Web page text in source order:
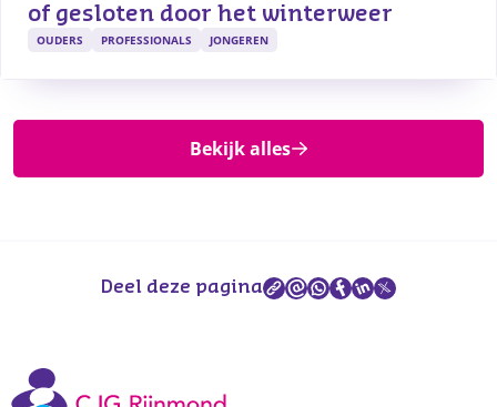
of gesloten door het winterweer
OUDERS PROFESSIONALS JONGEREN
Bekijk alles
Deel deze pagina